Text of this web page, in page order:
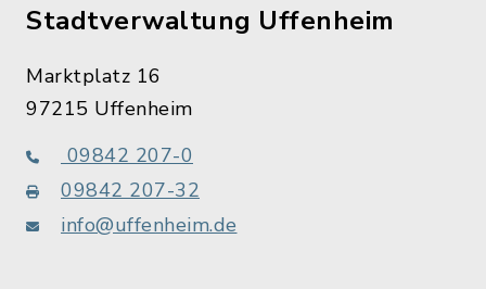
Stadtverwaltung Uffenheim
Marktplatz 16
97215 Uffenheim
09842 207-0
09842 207-32
info@uffenheim.de